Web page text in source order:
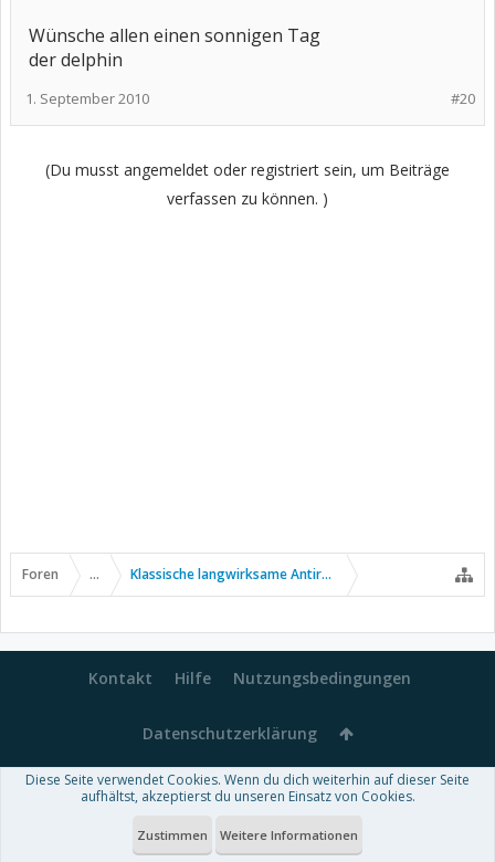
Wünsche allen einen sonnigen Tag
der delphin
#20
1. September 2010
(Du musst angemeldet oder registriert sein, um Beiträge
verfassen zu können. )
Foren ... Klassische langwirksame Antirheumatika
Kontakt Hilfe Nutzungsbedingungen
Datenschutzerklärung
Forum software by XenForo™-Deutsch von xenDach
Theme designed byThemeHouse
Diese Seite verwendet Cookies. Wenn du dich weiterhin auf dieser Seite
aufhältst, akzeptierst du unseren Einsatz von Cookies.
Zustimmen Weitere Informationen